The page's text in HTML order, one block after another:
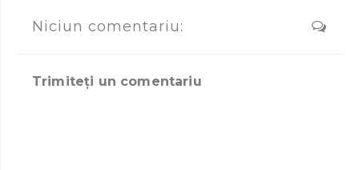
Niciun comentariu:
Trimiteți un comentariu